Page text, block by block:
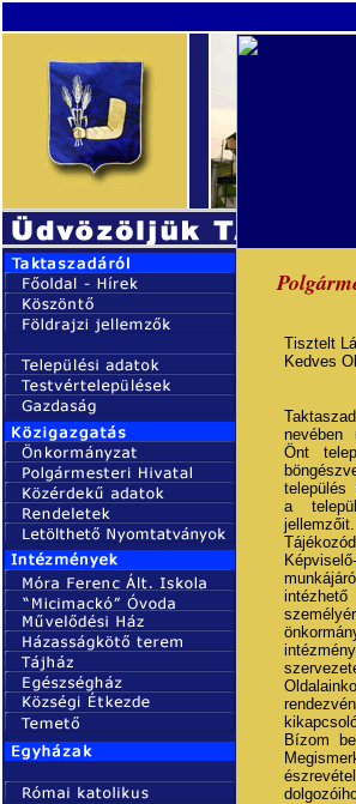
Tisztelt
Kedves
nevében
Önt
település
a
jellemzőit.
Bízom